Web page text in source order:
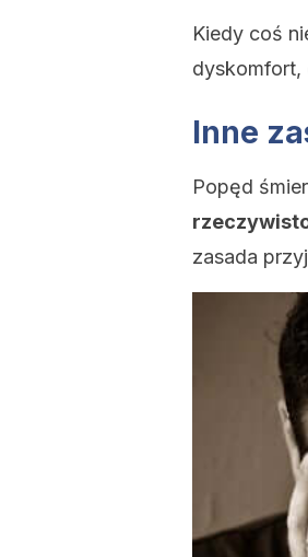
Kiedy coś
dyskomfort,
Inne
Popęd
zasada